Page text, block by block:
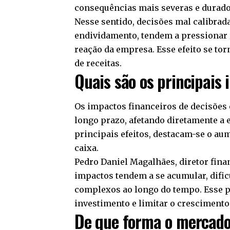
consequências mais severas e
Nesse sentido, decisões mal
endividamento, tendem a
reação da empresa. Esse efeito se
de receitas.
Quais são os
Os impactos financeiros de
longo prazo, afetando diretamente a
principais efeitos, destacam-se o
caixa.
Pedro Daniel Magalhães, diretor
impactos tendem a se acumular,
complexos ao longo do tempo. Esse
investimento e limitar o
De que forma o